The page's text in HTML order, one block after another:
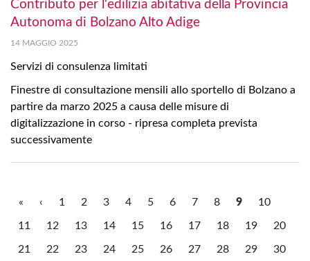
Contributo per l'edilizia abitativa della Provincia
Autonoma di Bolzano Alto Adige
14 MAGGIO 2025
Servizi di consulenza limitati
Finestre di consultazione mensili allo sportello di Bolzano a
partire da marzo 2025 a causa delle misure di
digitalizzazione in corso - ripresa completa prevista
successivamente
« ‹ 1 2 3 4 5 6 7 8 9 10
11 12 13 14 15 16 17 18 19 20
21 22 23 24 25 26 27 28 29 30